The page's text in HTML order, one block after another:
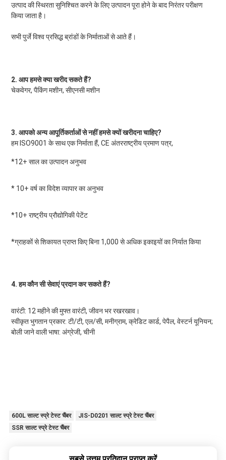
उत्पाद की स्थिरता सुनिश्चित करने के लिए उत्पादन पूरा होने के बाद निरंतर परीक्षण
किया जाता है।
सभी पुर्जे विश्व प्रसिद्ध ब्रांडों के निर्माताओं से आते हैं।
2. आप हमसे क्या खरीद सकते हैं?
चेकवेगर, पैकिंग मशीन, सीएनसी मशीन
3. आपको अन्य आपूर्तिकर्ताओं से नहीं हमसे क्यों खरीदना चाहिए?
हम ISO9001 के साथ एक निर्माता हैं, CE अंतरराष्ट्रीय प्रमाण पत्र,
*12+ साल का उत्पादन अनुभव
* 10+ वर्ष का विदेश व्यापार का अनुभव
*10+ राष्ट्रीय प्रौद्योगिकी पेटेंट
*ग्राहकों से शिकायत प्राप्त किए बिना 1,000 से अधिक इकाइयों का निर्यात किया
4. हम कौन सी सेवाएं प्रदान कर सकते हैं?
वारंटी: 12 महीने की मुफ्त वारंटी, जीवन भर रखरखाव।
स्वीकृत भुगतान प्रकार: टी/टी, एल/सी, मनीग्राम, क्रेडिट कार्ड, पेपैल, वेस्टर्न यूनियन;
बोली जाने वाली भाषा: अंग्रेजी, चीनी
600L साल्ट स्प्रे टेस्ट चैंबर
JIS-D0201 साल्ट स्प्रे टेस्ट चैंबर
SSR साल्ट स्प्रे टेस्ट चैंबर